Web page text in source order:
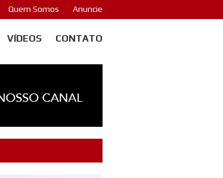
Quem Somos Anuncie
VÍDEOS CONTATO